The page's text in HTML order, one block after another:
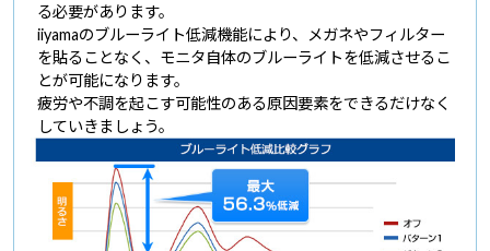
る必要があります。
iiyamaのブルーライト低減機能により、メガネやフィルター
を貼ることなく、モニタ自体のブルーライトを低減させるこ
とが可能になります。
疲労や不調を起こす可能性のある原因要素をできるだけなく
していきましょう。